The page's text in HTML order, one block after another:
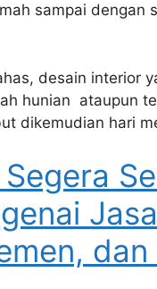
sampai dengan
desain interior
hunian ataupun
dikemudian hari